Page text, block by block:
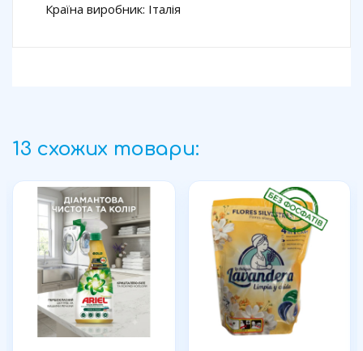
Країна виробник: Італія
13 схожих товари: